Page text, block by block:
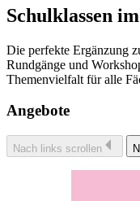
Schulklassen
Die perfekte Ergänzung
Rundgänge und
Themenvielfalt für alle
Angebote
Nach links scrollen